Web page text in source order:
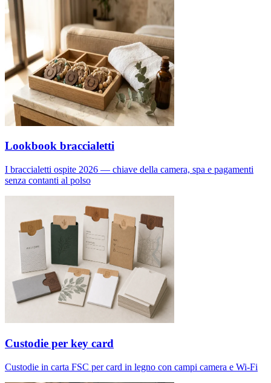
Lookbook braccialetti
I braccialetti ospite 2026 — chiave della camera, spa e pagamenti
senza contanti al polso
Custodie per key card
Custodie in carta FSC per card in legno con campi camera e Wi-Fi